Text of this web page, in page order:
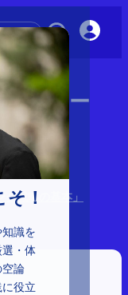
！
識を
・体
論
役立
方へ
スクー
の基
戦略の基本」